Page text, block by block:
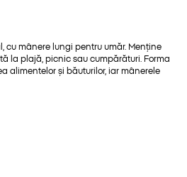
cu mânere lungi pentru umăr. Menține
la plajă, picnic sau cumpărături. Forma
alimentelor și băuturilor, iar mânerele